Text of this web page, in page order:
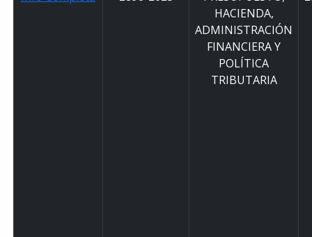
HACIENDA,
ADMINISTRACIÓN
FINANCIERA Y
POLÍTICA
TRIBUTARIA